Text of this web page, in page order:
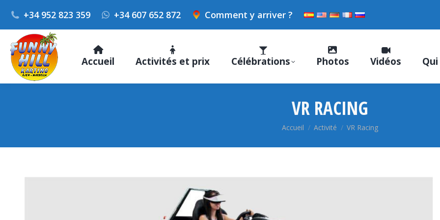
+34 952 823 359 +34 607 652 872 Comment y arriver ?
Accueil Activités et prix Célébrations Photos Vidéos
VR RACING
Vous êtes ici :
Accueil Activité VR Racing